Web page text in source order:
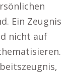
Ein Zeugnis
nicht auf